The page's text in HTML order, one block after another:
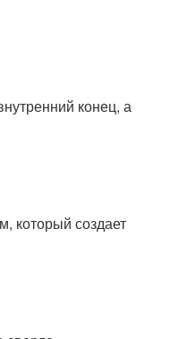
конец, а
который создает